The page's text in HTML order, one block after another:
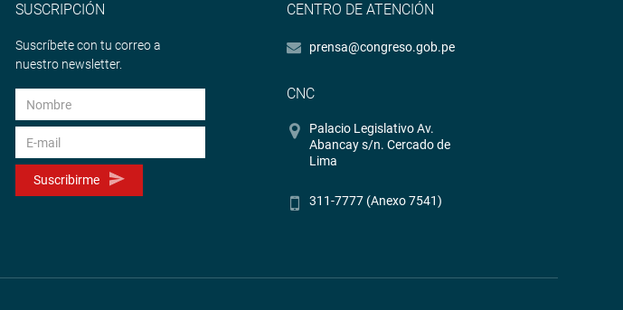
SUSCRIPCIÓN
Suscríbete con tu correo a
nuestro newsletter.
Suscribirme
CENTRO DE ATENCIÓN
prensa@congreso.gob.pe
CNC
Palacio Legislativo Av.
Abancay s/n. Cercado de
Lima
311-7777 (Anexo 7541)